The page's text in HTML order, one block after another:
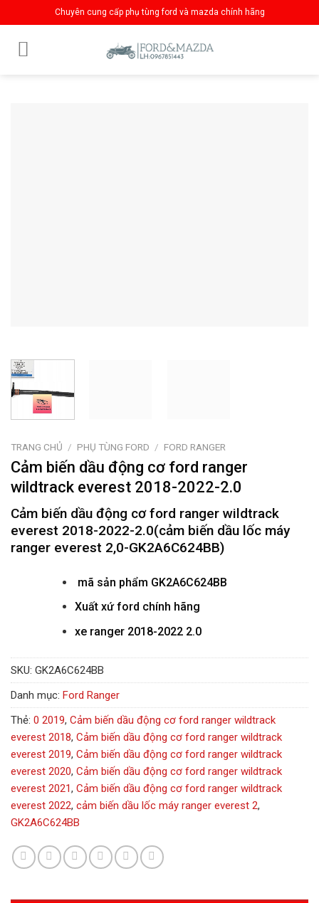
to
content
Chuyên cung cấp phụ tùng ford và mazda chính hãng
TRANG CHỦ / PHỤ TÙNG FORD / FORD RANGER
Cảm biến dầu động cơ ford ranger
wildtrack everest 2018-2022-2.0
Cảm biến dầu động cơ ford ranger wildtrack
everest 2018-2022-2.0(cảm biến dầu lốc máy
ranger everest 2,0-GK2A6C624BB)
mã sản phẩm GK2A6C624BB
Xuất xứ ford chính hãng
xe ranger 2018-2022 2.0
SKU: GK2A6C624BB
Danh mục: Ford Ranger
Thẻ: 0 2019, Cảm biến dầu động cơ ford ranger wildtrack
everest 2018, Cảm biến dầu động cơ ford ranger wildtrack
everest 2019, Cảm biến dầu động cơ ford ranger wildtrack
everest 2020, Cảm biến dầu động cơ ford ranger wildtrack
everest 2021, Cảm biến dầu động cơ ford ranger wildtrack
everest 2022, cảm biến dầu lốc máy ranger everest 2,
GK2A6C624BB